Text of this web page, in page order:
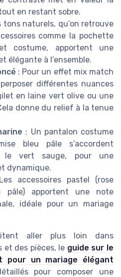
en restant sobre.
tons naturels, qu’on retrouve
comme la pochette
costume, apportent une
élégante à l’ensemble.
: Pour un effet mix match
différentes nuances
en laine vert olive ou une
donne du relief à la tenue
: Un pantalon costume
bleu pâle s’accordent
le vert sauge, pour une
dynamique.
accessoires pastel (rose
pâle) apportent une note
idéale pour un mariage
aller plus loin dans
et des pièces, le guide sur le
pour un mariage élégant
pour composer une